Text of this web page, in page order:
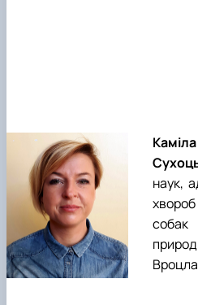
наук,